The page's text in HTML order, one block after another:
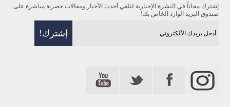
إشترك مجاناً في النشرة الإخبارية لتلقي أحدث الأخبار ومقالات حصرية مباشرة على
صندوق البريد الوارد الخاص بك!